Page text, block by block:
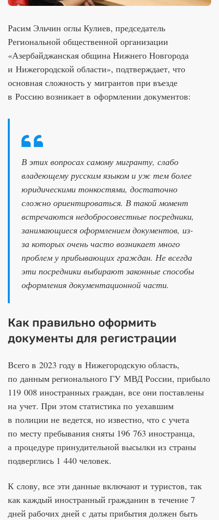
Расим Эльчин оглы Кулиев, председатель
Региональной общественной организации
«Азербайджанская община Нижнего Новгорода
и Нижегородской области», подтверждает, что
основная сложность у мигрантов при въезде
в Россию возникает в оформлении документов:
В этих вопросах самому мигранту, слабо
владеющему русским языком и уж тем более
юридическими тонкостями, достаточно
сложно ориентироваться. В такой момент
встречаются недобросовестные посредники,
занимающиеся оформлением документов, из-
за которых очень часто возникает много
проблем у прибывающих граждан. Не всегда
эти посредники выбирают законные способы
оформления документационной части.
Как правильно оформить
документы для регистрации
Всего в 2023 году в Нижегородскую область,
по данным регионального ГУ МВД России, прибыло
119 008 иностранных граждан, все они поставлены
на учет. При этом статистика по уехавшим
в полиции не ведется, но известно, что с учета
по месту пребывания сняты 196 763 иностранца,
а процедуре принудительной высылки из страны
подверглись 1 440 человек.
К слову, все эти данные включают и туристов, так
как каждый иностранный гражданин в течение 7
дней рабочих дней с даты прибытия должен быть